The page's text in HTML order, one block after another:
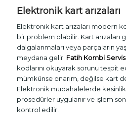
Elektronik kart arızaları
Elektronik kart arızaları modern
bir problem olabilir. Kart
dalgalanmaları veya parçaların
meydana gelir. Fatih Kombi
kodlarını okuyarak sorunu tespit
mümkünse onarım, değilse kart
Elektronik müdahalelerde
prosedürler uygulanır ve işlem
kontrol edilir.